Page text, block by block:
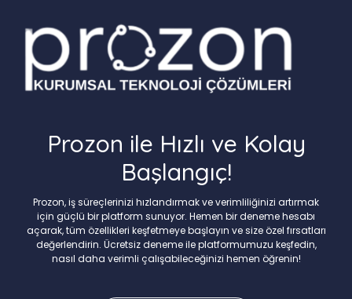
Prozon ile Hızlı ve Kolay
Başlangıç!
Prozon, iş süreçlerinizi hızlandırmak ve verimliliğinizi artırmak
için güçlü bir platform sunuyor. Hemen bir deneme hesabı
açarak, tüm özellikleri keşfetmeye başlayın ve size özel fırsatları
değerlendirin. Ücretsiz deneme ile platformumuzu keşfedin,
nasıl daha verimli çalışabileceğinizi hemen öğrenin!